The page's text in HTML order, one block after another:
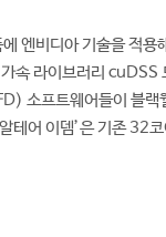
엔비디아 기술을 적용
속 라이브러리 cuDSS
소프트웨어들이 블
테어 이뎀’은 기존 32